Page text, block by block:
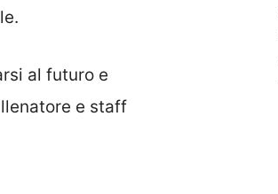
al futuro e
e staff